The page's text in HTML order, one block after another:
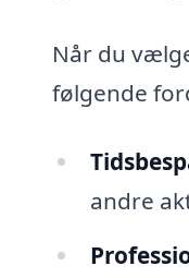
Når du
følgende
andre